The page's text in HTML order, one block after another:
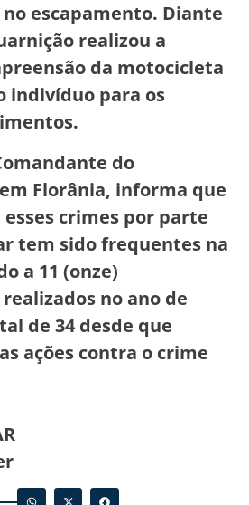
escapamento. Diante
realizou a
da motocicleta
indivíduo para os
do
Florânia, informa que
esses crimes por parte
tem sido frequentes na
a 11 (onze)
no ano de
de 34 desde que
ações contra o crime